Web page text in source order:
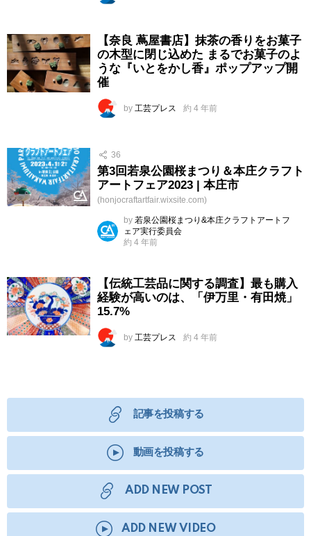
【奈良 蔦屋書店】抹茶の香りをお菓子
の木型に閉じ込めた まるでお菓子のよ
うな『いとをかし香』ポップアップ開
催
by 工芸プレス 約 4 年前
36
第3回若泉公園桜まつり＆本庄クラフト
アートフェア2023 | 本庄市
(honjocraftartfair.wixsite.com)
by 若泉公園桜まつり&本庄クラフトアートフ
ェア実行委員会
約 4 年前
【伝統工芸品に関する調査】最も購入
経験が高いのは、「伊万里・有田焼」
15.7%
by 工芸プレス 約 4 年前
記事を投稿する
動画を投稿する
ADD NEW POST
ADD NEW VIDEO